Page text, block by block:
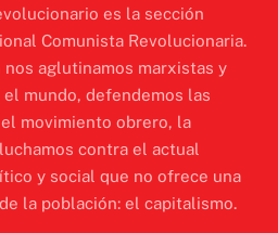
es la sección
Comunista Revolucionaria.
nos aglutinamos marxistas y
mundo, defendemos las
movimiento obrero, la
contra el actual
y social que no ofrece una
la población: el capitalismo.